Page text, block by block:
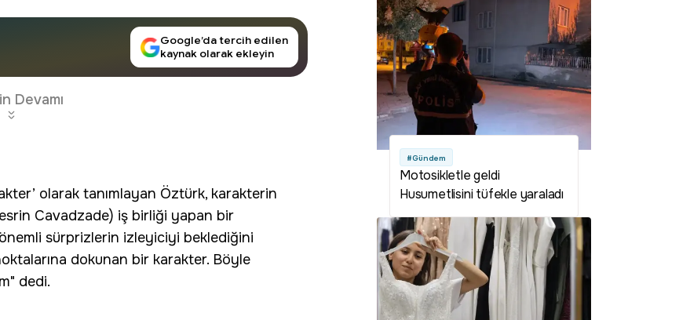
Google’da tercih edilen
kaynak olarak ekleyin
Devamı
olarak tanımlayan Öztürk, karakterin
Cavadzade) iş birliği yapan bir
sürprizlerin izleyiciyi beklediğini
dokunan bir karakter. Böyle
dedi.
#Gündem
Motosikletle geldi
Husumetlisini tüfekle yaraladı